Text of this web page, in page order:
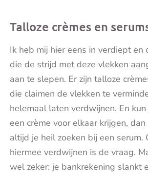
Talloze crèmes en
Ik heb mij hier eens in verdiept en
die de strijd met deze vlekken
aan te slepen. Er zijn talloze
die claimen de vlekken te
helemaal laten verdwijnen. En
een crème voor elkaar krijgen,
altijd je heil zoeken bij een serum.
hiermee verdwijnen is de vraag.
wel zeker: je bankrekening slankt